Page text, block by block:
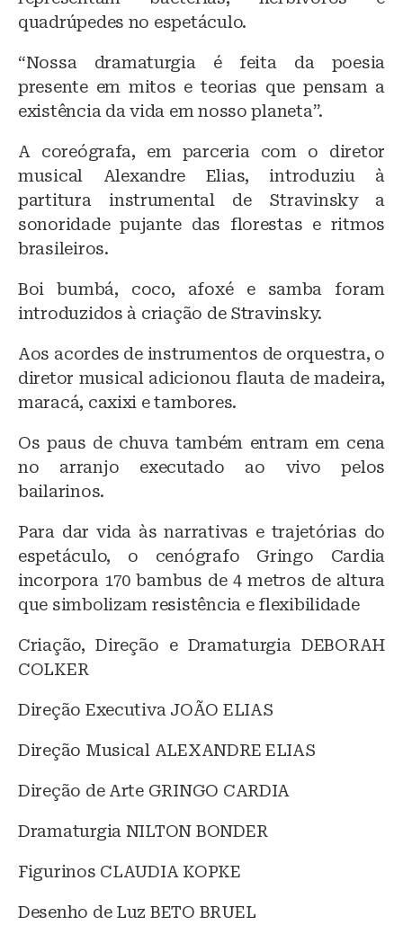
quadrúpedes no espetáculo.
“Nossa dramaturgia é feita da poesia
presente em mitos e teorias que pensam a
existência da vida em nosso planeta”.
A coreógrafa, em parceria com o diretor
musical Alexandre Elias, introduziu à
partitura instrumental de Stravinsky a
sonoridade pujante das florestas e ritmos
brasileiros.
Boi bumbá, coco, afoxé e samba foram
introduzidos à criação de Stravinsky.
Aos acordes de instrumentos de orquestra, o
diretor musical adicionou flauta de madeira,
maracá, caxixi e tambores.
Os paus de chuva também entram em cena
no arranjo executado ao vivo pelos
bailarinos.
Para dar vida às narrativas e trajetórias do
espetáculo, o cenógrafo Gringo Cardia
incorpora 170 bambus de 4 metros de altura
que simbolizam resistência e flexibilidade
Criação, Direção e Dramaturgia DEBORAH
COLKER
Direção Executiva JOÃO ELIAS
Direção Musical ALEXANDRE ELIAS
Direção de Arte GRINGO CARDIA
Dramaturgia NILTON BONDER
Figurinos CLAUDIA KOPKE
Desenho de Luz BETO BRUEL